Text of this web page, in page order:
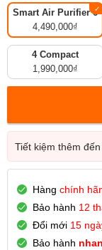
Smart Air Purifier 6
4,490,000₫
4 Compact
1,990,000₫
Tiết kiệm thêm đến
Hàng chính
Bảo hành 12
Đổi mới 15
Bảo hành